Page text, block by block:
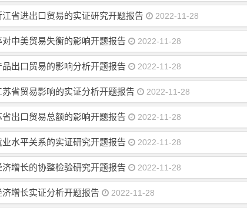
省进出口贸易的实证研究开题报告 2022-11-28
中美贸易失衡的影响开题报告 2022-11-28
出口贸易的影响分析开题报告 2022-11-28
省贸易影响的实证分析开题报告 2022-11-28
出口贸易总额的影响开题报告 2022-11-28
水平关系的实证研究开题报告 2022-11-28
增长的协整检验研究开题报告 2022-11-28
增长实证分析开题报告 2022-11-28